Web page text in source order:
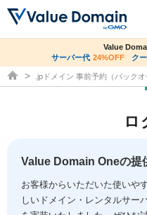
ドメイントップ
ドメイン移管
ドメイン価格一覧
コアサーバー
バリューサーバー
セキュリティトップ
Value Domain ネットde診断
サービストップ
co.jpドメイン✕コアサー
サーバー料
Value
サーバー代 24%OFF ク
ドメイン取得ならバリュードメイン
.jpドメイン 事前予約（バック
ロ
Value Domain Oneの提
お客様からいただいた使いや
しいドメイン・レンタルサー